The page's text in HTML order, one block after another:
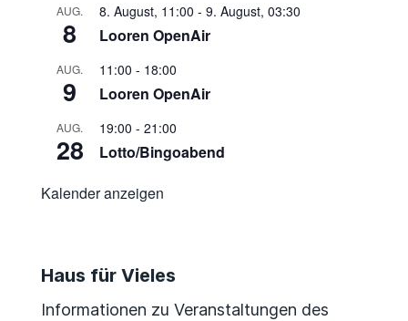
AUG.
8
8. August, 11:00 - 9. August, 03:30
Looren OpenAir
AUG.
9
11:00 - 18:00
Looren OpenAir
AUG.
28
19:00 - 21:00
Lotto/Bingoabend
Kalender anzeigen
Haus für Vieles
Informationen zu Veranstaltungen des